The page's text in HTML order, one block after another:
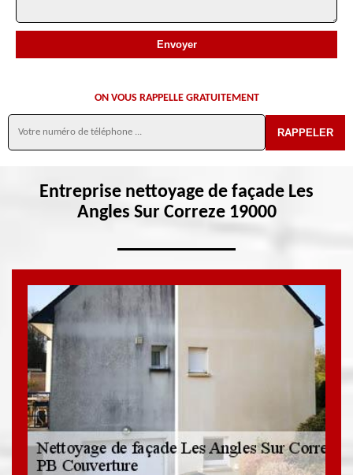
ON VOUS RAPPELLE GRATUITEMENT
Entreprise nettoyage de façade Les
Angles Sur Correze 19000